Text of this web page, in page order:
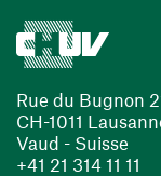
Rue du Bugnon
CH-1011
Vaud - Suisse
+41 21 314 11 11